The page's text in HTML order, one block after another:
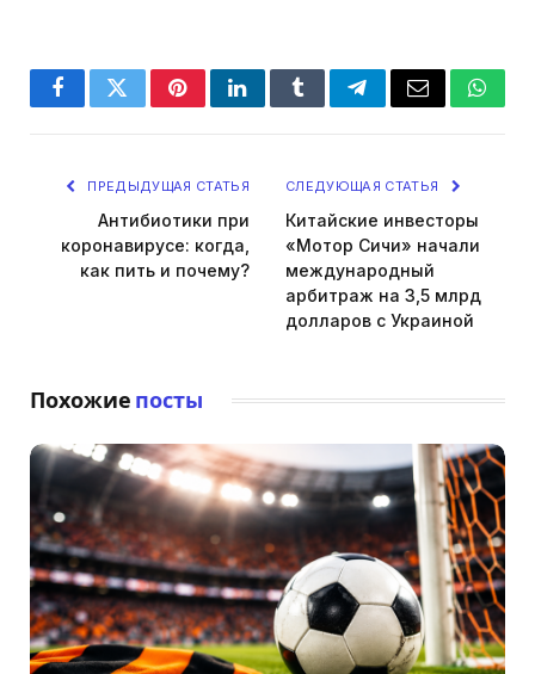
FacebookTwitterPinterestLinkedInTumblrTelegramEmail
ПРЕДЫДУЩАЯ СТАТЬЯ
Антибиотики при
коронавирусе: когда,
как пить и почему?
СЛЕДУЮЩАЯ СТАТЬЯ
Китайские инвесторы
«Мотор Cичи» начали
международный
арбитраж на 3,5 млрд
долларов с Украиной
Похожие посты